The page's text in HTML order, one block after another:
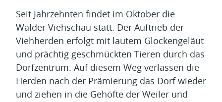
Seit Jahrzehnten findet im Oktober die
Walder Viehschau statt. Der Auftrieb der
Viehherden erfolgt mit lautem Glockengeläut
und prächtig geschmückten Tieren durch das
Dorfzentrum. Auf diesem Weg verlassen die
Herden nach der Prämierung das Dorf wieder
und ziehen in die Gehöfte der Weiler und